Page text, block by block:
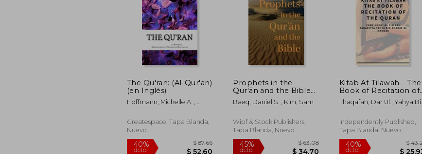
40%
dcto.
$ 40.86
$ 24.52
40%
dcto.
$ 38.16
$ 22.90
40%
dcto.
The Qu'ran: (Al-Qur'an)
(en Inglés)
Hoffmann, Michelle A. ;
Createspace, Tapa Blanda,
Nuevo
Prophets in the
Qur'ān and the Bible
(en Inglés)
Baeq, Daniel S. ; Kim, Sam
Wipf & Stock Publishers,
Tapa Blanda, Nuevo
Kitab At Tilawah - The
Book of Recitation of
the Qur'an (en Inglés)
Thaqafah, Dar Ul ; Yahya Bin
Muhyi A
Independently Published,
Tapa Blanda, Nuevo